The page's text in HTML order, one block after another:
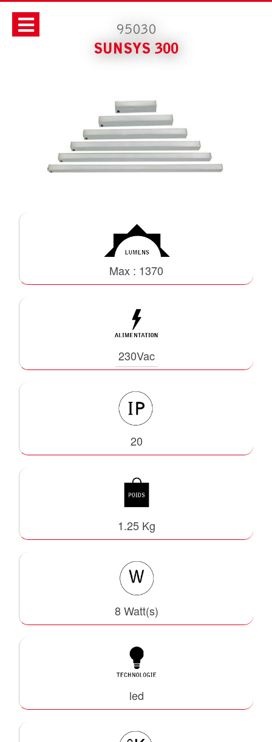
95030
SUNSYS 300
Max : 1370
230Vac
20
1.25 Kg
8 Watt(s)
led